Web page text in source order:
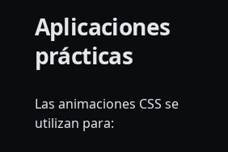
Aplicaciones
prácticas
Las animaciones CSS se
utilizan para: